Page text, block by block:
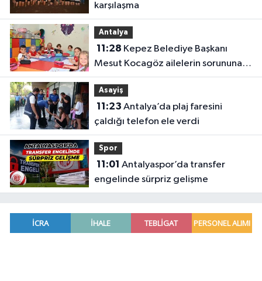
karşılaşma
Antalya
11:28
Mesut Kocagöz ailelerin sorununa
çözüm arıyor
Asayiş
11:23
çaldığı telefon ele verdi
Spor
11:01
engelinde sürpriz gelişme